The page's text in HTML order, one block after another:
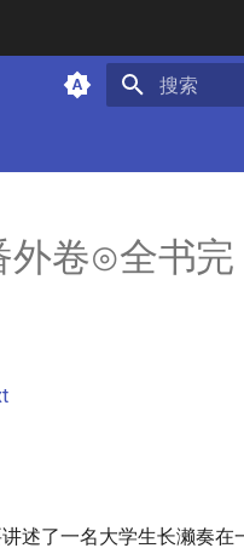
外卷⊙全书完
述了一名大学生长濑奏在